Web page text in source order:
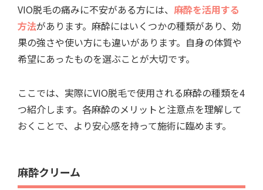
VIO脱毛の痛みに不安がある方には、 麻酔を活用する
方法があります。麻酔にはいくつかの種類があり、効
果の強さや使い方にも違いがあります。自身の体質や
希望にあったものを選ぶことが大切です。
ここでは、実際にVIO脱毛で使用される麻酔の種類を4
つ紹介します。各麻酔のメリットと注意点を理解して
おくことで、より安心感を持って施術に臨めます。
麻酔クリーム